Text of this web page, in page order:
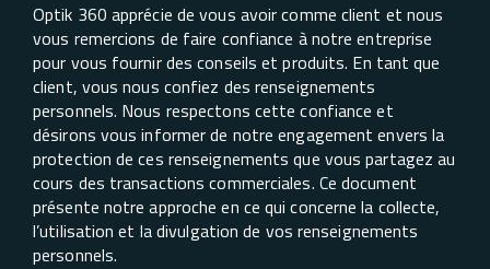
Optik 360 apprécie de vous avoir comme client et nous
vous remercions de faire confiance à notre entreprise
pour vous fournir des conseils et produits. En tant que
client, vous nous confiez des renseignements
personnels. Nous respectons cette confiance et
désirons vous informer de notre engagement envers la
protection de ces renseignements que vous partagez au
cours des transactions commerciales. Ce document
présente notre approche en ce qui concerne la collecte,
l’utilisation et la divulgation de vos renseignements
personnels.